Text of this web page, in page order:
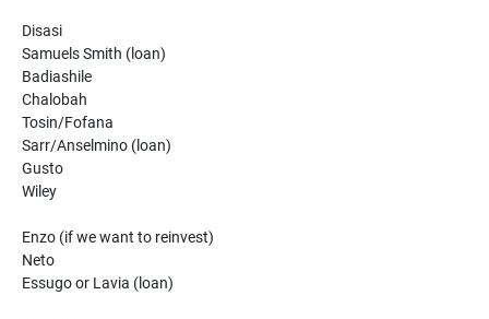
Disasi
Samuels Smith (loan)
Badiashile
Chalobah
Tosin/Fofana
Sarr/Anselmino (loan)
Gusto
Wiley
Enzo (if we want to reinvest)
Neto
Essugo or Lavia (loan)